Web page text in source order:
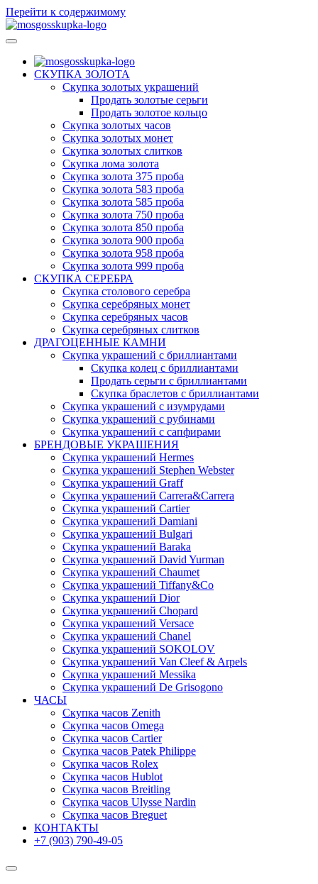
Перейти к содержимому
СКУПКА ЗОЛОТА
Скупка золотых украшений
Продать золотые серьги
Продать золотое кольцо
Скупка золотых часов
Скупка золотых монет
Скупка золотых слитков
Скупка лома золота
Скупка золота 375 проба
Скупка золота 583 проба
Скупка золота 585 проба
Скупка золота 750 проба
Скупка золота 850 проба
Скупка золота 900 проба
Скупка золота 958 проба
Скупка золота 999 проба
СКУПКА СЕРЕБРА
Скупка столового серебра
Скупка серебряных монет
Скупка серебряных часов
Скупка серебряных слитков
ДРАГОЦЕННЫЕ КАМНИ
Скупка украшений с бриллиантами
Скупка колец с бриллиантами
Продать серьги с бриллиантами
Скупка браслетов с бриллиантами
Скупка украшений с изумрудами
Скупка украшений с рубинами
Скупка украшений с сапфирами
БРЕНДОВЫЕ УКРАШЕНИЯ
Скупка украшений Hermes
Скупка украшений Stephen Webster
Скупка украшений Graff
Скупка украшений Carrera&Carrera
Скупка украшений Cartier
Скупка украшений Damiani
Скупка украшений Bulgari
Скупка украшений Baraka
Скупка украшений David Yurman
Скупка украшений Chaumet
Скупка украшений Tiffany&Co
Скупка украшений Dior
Скупка украшений Chopard
Скупка украшений Versace
Скупка украшений Chanel
Скупка украшений SOKOLOV
Скупка украшений Van Cleef & Arpels
Скупка украшений Messika
Скупка украшений De Grisogono
ЧАСЫ
Скупка часов Zenith
Скупка часов Omega
Скупка часов Cartier
Скупка часов Patek Philippe
Скупка часов Rolex
Скупка часов Hublot
Скупка часов Breitling
Скупка часов Ulysse Nardin
Скупка часов Breguet
КОНТАКТЫ
+7 (903) 790-49-05